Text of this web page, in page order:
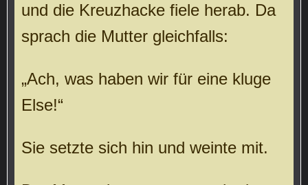
und die Kreuzhacke fiele herab. Da
sprach die Mutter gleichfalls:
„Ach, was haben wir für eine kluge
Else!“
Sie setzte sich hin und weinte mit.